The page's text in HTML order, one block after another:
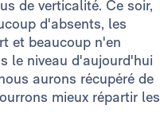
de verticalité. Ce soir,
d'absents, les
et beaucoup n'en
le niveau d'aujourd'hui
aurons récupéré de
mieux répartir les